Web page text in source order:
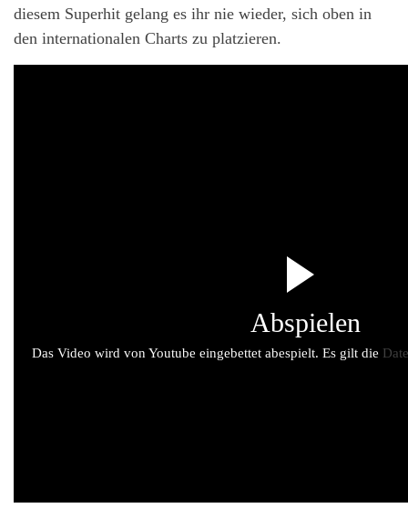
diesem Superhit gelang es ihr nie wieder, sich oben in
den internationalen Charts zu platzieren.
Abspielen
Das Video wird von Youtube eingebettet abespielt. Es gilt die